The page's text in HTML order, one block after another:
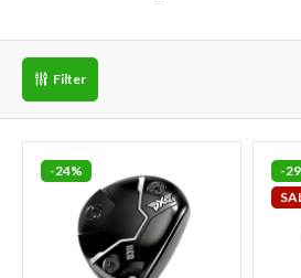
Filter
-24%
-